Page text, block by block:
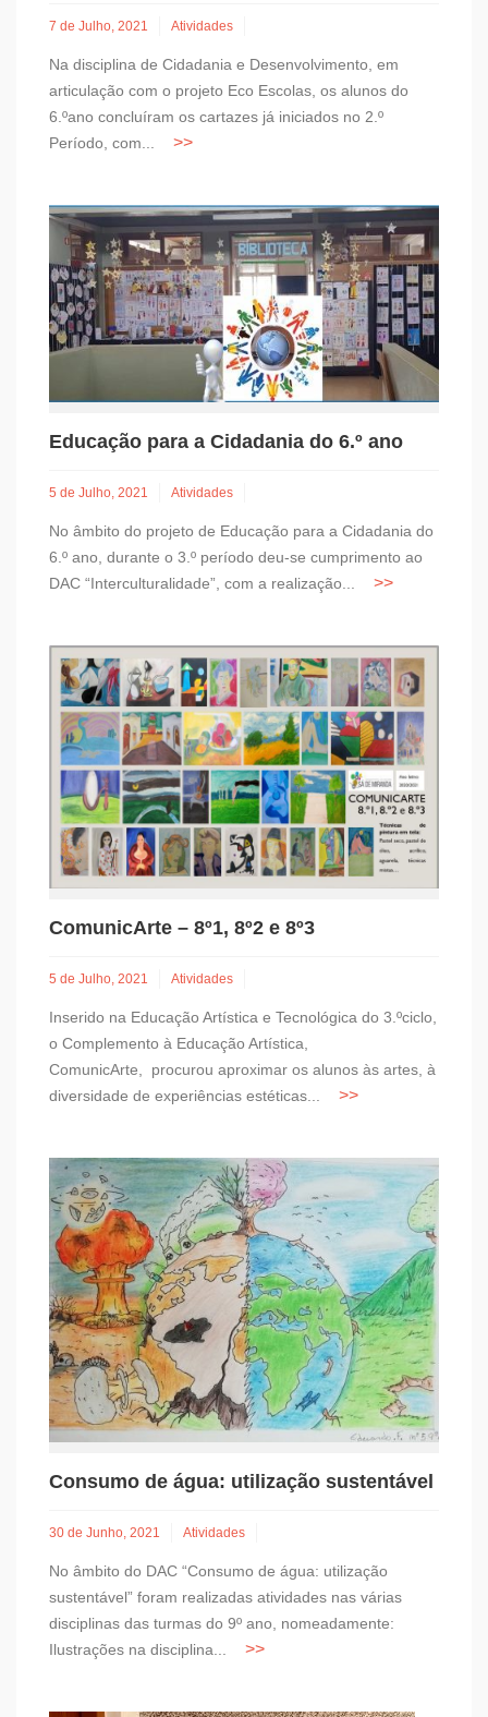
7 de Julho, 2021 Atividades
Na disciplina de Cidadania e Desenvolvimento, em
articulação com o projeto Eco Escolas, os alunos do
6.ºano concluíram os cartazes já iniciados no 2.º
Período, com...
Educação para a Cidadania do 6.º ano
5 de Julho, 2021 Atividades
No âmbito do projeto de Educação para a Cidadania do
6.º ano, durante o 3.º período deu-se cumprimento ao
DAC “Interculturalidade”, com a realização...
ComunicArte – 8º1, 8º2 e 8º3
5 de Julho, 2021 Atividades
Inserido na Educação Artística e Tecnológica do 3.ºciclo,
o Complemento à Educação Artística,
ComunicArte, procurou aproximar os alunos às artes, à
diversidade de experiências estéticas...
Consumo de água: utilização sustentável
30 de Junho, 2021 Atividades
No âmbito do DAC “Consumo de água: utilização
sustentável” foram realizadas atividades nas várias
disciplinas das turmas do 9º ano, nomeadamente:
Ilustrações na disciplina...